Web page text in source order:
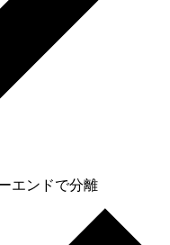
エンドで分離